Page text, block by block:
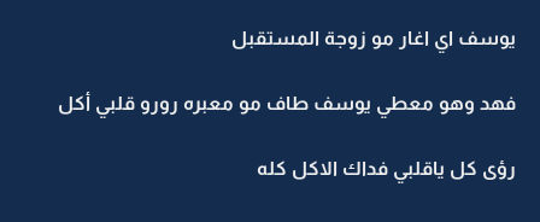
يوسف اي اغار مو زوجة المستقبل
فهد وهو معطي يوسف طاف مو معبره رورو قلبي أكل
رؤى كل ياقلبي فداك الاكل كله